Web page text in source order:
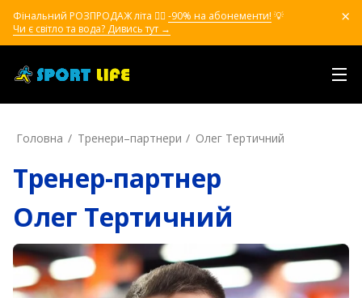
Фінальний РОЗПРОДАЖ літа ❤️‍🔥 -90% на абонементи! 💡
Чи є світло та вода? Дивись тут →
Головна Тренери–партнери Олег Тертичний
Тренер-партнер
Олег Тертичний